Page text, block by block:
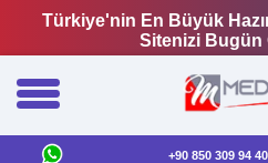
Türkiye'nin En Büyük
Sitenizi Bugün
+90 850 309 94 40